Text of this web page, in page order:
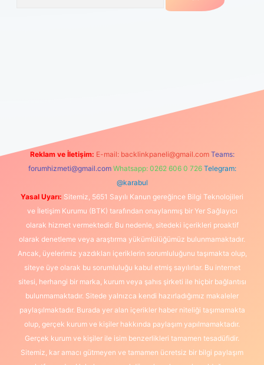
Reklam ve İletişim: E-mail: backlinkpaneli@gmail.com Teams:
forumhizmeti@gmail.com Whatsapp: 0262 606 0 726 Telegram:
@karabul
Yasal Uyarı: Sitemiz, 5651 Sayılı Kanun gereğince Bilgi Teknolojileri
ve İletişim Kurumu (BTK) tarafından onaylanmış bir Yer Sağlayıcı
olarak hizmet vermektedir. Bu nedenle, sitedeki içerikleri proaktif
olarak denetleme veya araştırma yükümlülüğümüz bulunmamaktadır.
Ancak, üyelerimiz yazdıkları içeriklerin sorumluluğunu taşımakta olup,
siteye üye olarak bu sorumluluğu kabul etmiş sayılırlar. Bu internet
sitesi, herhangi bir marka, kurum veya şahıs şirketi ile hiçbir bağlantısı
bulunmamaktadır. Sitede yalnızca kendi hazırladığımız makaleler
paylaşılmaktadır. Burada yer alan içerikler haber niteliği taşımamakta
olup, gerçek kurum ve kişiler hakkında paylaşım yapılmamaktadır.
Gerçek kurum ve kişiler ile isim benzerlikleri tamamen tesadüfidir.
Sitemiz, kar amacı gütmeyen ve tamamen ücretsiz bir bilgi paylaşım